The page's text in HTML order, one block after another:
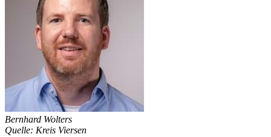
Bernhard Wolters
Quelle: Kreis Viersen